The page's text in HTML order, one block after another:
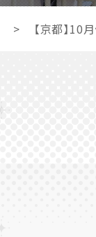
> 【京都】10